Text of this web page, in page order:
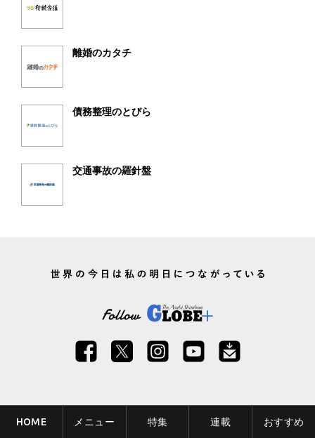
離婚のカタチ
債務整理のとびら
交通事故の羅針盤
HOME メニュー 特集 連載 おすすめ